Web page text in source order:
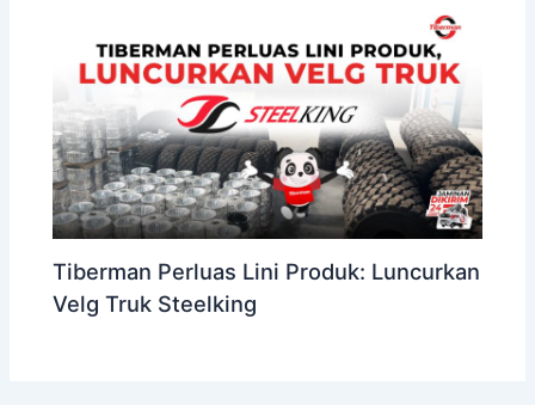
Tiberman Perluas Lini Produk: Luncurkan
Velg Truk Steelking